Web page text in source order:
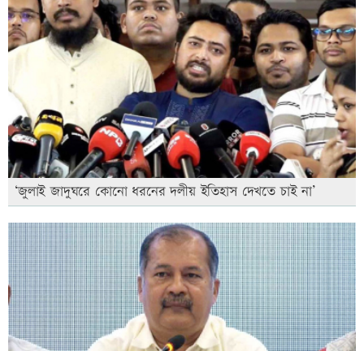
‘জুলাই জাদুঘরে কোনো ধরনের দলীয় ইতিহাস দেখতে চাই না’